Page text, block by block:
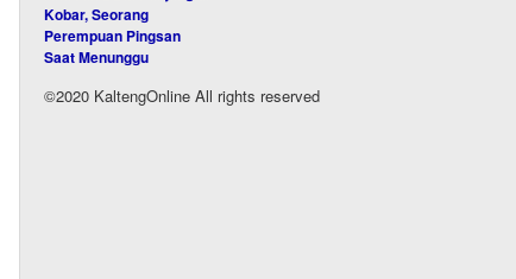
Kobar, Seorang
Perempuan Pingsan
Saat Menunggu
©2020 KaltengOnline All rights reserved